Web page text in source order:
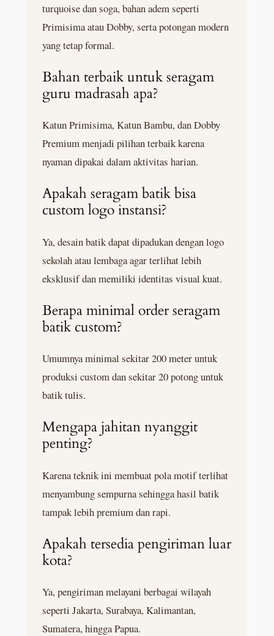
turquoise dan soga, bahan adem seperti
Primisima atau Dobby, serta potongan modern
yang tetap formal.
Bahan terbaik untuk seragam
guru madrasah apa?
Katun Primisima, Katun Bambu, dan Dobby
Premium menjadi pilihan terbaik karena
nyaman dipakai dalam aktivitas harian.
Apakah seragam batik bisa
custom logo instansi?
Ya, desain batik dapat dipadukan dengan logo
sekolah atau lembaga agar terlihat lebih
eksklusif dan memiliki identitas visual kuat.
Berapa minimal order seragam
batik custom?
Umumnya minimal sekitar 200 meter untuk
produksi custom dan sekitar 20 potong untuk
batik tulis.
Mengapa jahitan nyanggit
penting?
Karena teknik ini membuat pola motif terlihat
menyambung sempurna sehingga hasil batik
tampak lebih premium dan rapi.
Apakah tersedia pengiriman luar
kota?
Ya, pengiriman melayani berbagai wilayah
seperti Jakarta, Surabaya, Kalimantan,
Sumatera, hingga Papua.